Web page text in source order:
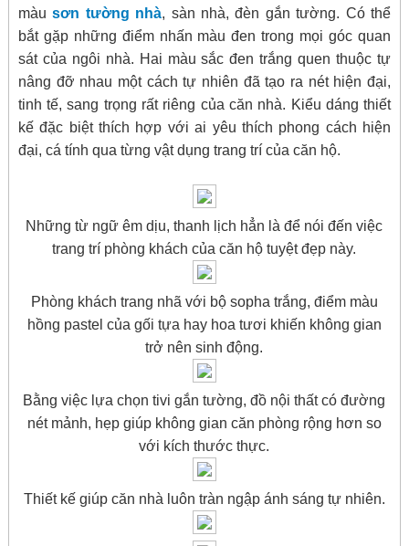
màusơn tường nhà, sàn nhà, đèn gắn tường. Có thể
bắt gặp những điểm nhấn màu đen trong mọi góc quan
sát của ngôi nhà. Hai màu sắc đen trắng quen thuộc tự
nâng đỡ nhau một cách tự nhiên đã tạo ra nét hiện đại,
tinh tế, sang trọng rất riêng của căn nhà. Kiểu dáng thiết
kế đặc biệt thích hợp với ai yêu thích phong cách hiện
đại, cá tính qua từng vật dụng trang trí của căn hộ.
Những từ ngữ êm dịu, thanh lịch hẳn là để nói đến việc
trang trí phòng khách của căn hộ tuyệt đẹp này.
Phòng khách trang nhã với bộ sopha trắng, điểm màu
hồng pastel của gối tựa hay hoa tươi khiến không gian
trở nên sinh động.
Bằng việc lựa chọn tivi gắn tường, đồ nội thất có đường
nét mảnh, hẹp giúp không gian căn phòng rộng hơn so
với kích thước thực.
Thiết kế giúp căn nhà luôn tràn ngập ánh sáng tự nhiên.